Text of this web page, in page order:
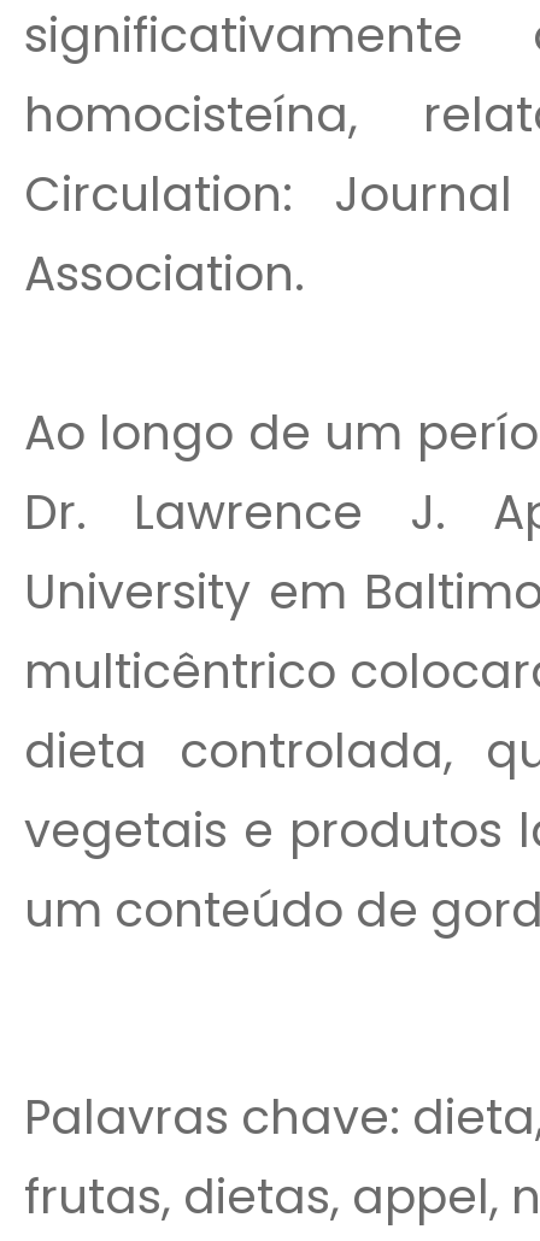
homocisteína,
Circulation:
Association.
Ao longo de um
Dr. Lawrence J.
University em
multicêntrico
dieta controlada,
vegetais e produtos
um conteúdo de
Palavras chave:
frutas, dietas, appel,